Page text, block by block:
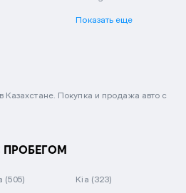
Показать еще
Покупка и продажа авто с
ПРОБЕГОМ
(505) Kia (323)